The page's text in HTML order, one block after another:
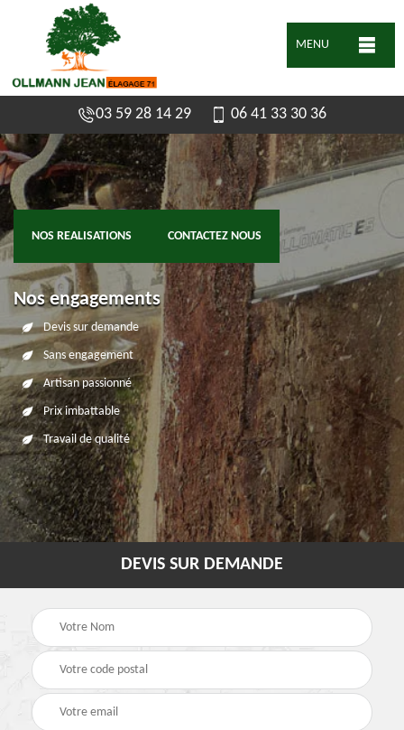
MENU
03 59 28 14 29 06 41 33 30 36
NOS REALISATIONS CONTACTEZ NOUS
Nos engagements
Devis sur demande
Sans engagement
Artisan passionné
Prix imbattable
Travail de qualité
DEVIS SUR DEMANDE